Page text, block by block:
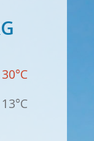
30°C
13°C